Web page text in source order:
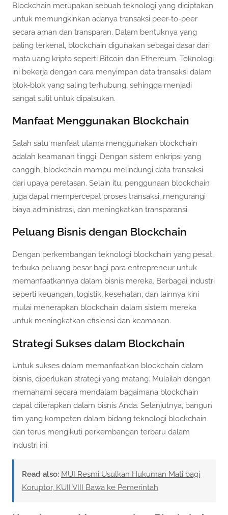
Blockchain merupakan sebuah teknologi yang diciptakan
untuk memungkinkan adanya transaksi peer-to-peer
secara aman dan transparan. Dalam bentuknya yang
paling terkenal, blockchain digunakan sebagai dasar dari
mata uang kripto seperti Bitcoin dan Ethereum. Teknologi
ini bekerja dengan cara menyimpan data transaksi dalam
blok-blok yang saling terhubung, sehingga menjadi
sangat sulit untuk dipalsukan.
Manfaat Menggunakan Blockchain
Salah satu manfaat utama menggunakan blockchain
adalah keamanan tinggi. Dengan sistem enkripsi yang
canggih, blockchain mampu melindungi data transaksi
dari upaya peretasan. Selain itu, penggunaan blockchain
juga dapat mempercepat proses transaksi, mengurangi
biaya administrasi, dan meningkatkan transparansi.
Peluang Bisnis dengan Blockchain
Dengan perkembangan teknologi blockchain yang pesat,
terbuka peluang besar bagi para entrepreneur untuk
memanfaatkannya dalam bisnis mereka. Berbagai industri
seperti keuangan, logistik, kesehatan, dan lainnya kini
mulai menerapkan blockchain dalam sistem mereka
untuk meningkatkan efisiensi dan keamanan.
Strategi Sukses dalam Blockchain
Untuk sukses dalam memanfaatkan blockchain dalam
bisnis, diperlukan strategi yang matang. Mulailah dengan
memahami secara mendalam bagaimana blockchain
dapat diterapkan dalam bisnis Anda. Selanjutnya, bangun
tim yang kompeten dalam bidang teknologi blockchain
dan terus mengikuti perkembangan terbaru dalam
industri ini.
Read also: MUI Resmi Usulkan Hukuman Mati bagi
Koruptor, KUII VIII Bawa ke Pemerintah